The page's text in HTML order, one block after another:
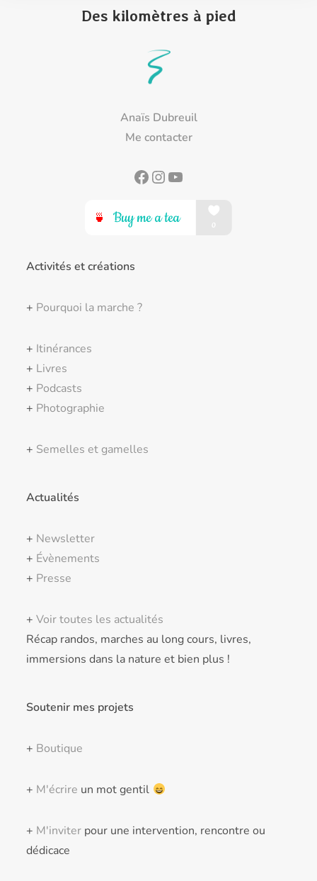
Des kilomètres à pied
Anaïs Dubreuil
Me contacter
Facebook
Instagram
YouTube
Activités et créations
+ Pourquoi la marche ?
+ Itinérances
+ Livres
+ Podcasts
+ Photographie
+ Semelles et gamelles
Actualités
+ Newsletter
+ Évènements
+ Presse
+Voir toutes les actualités
Récap randos, marches au long cours, livres,
immersions dans la nature et bien plus !
Soutenir mes projets
+ Boutique
+ M'écrire un mot gentil
+ M'inviter pour une intervention, rencontre ou
dédicace